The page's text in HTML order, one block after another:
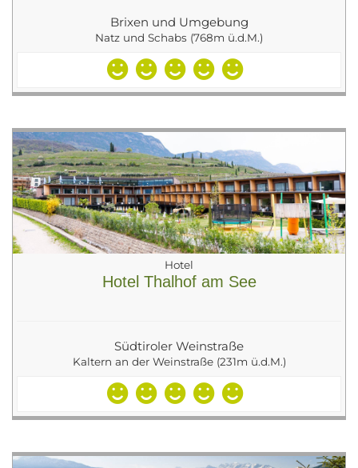
Brixen und Umgebung
Natz und Schabs (768m ü.d.M.)
Hotel
Hotel Thalhof am See
Südtiroler Weinstraße
Kaltern an der Weinstraße (231m ü.d.M.)